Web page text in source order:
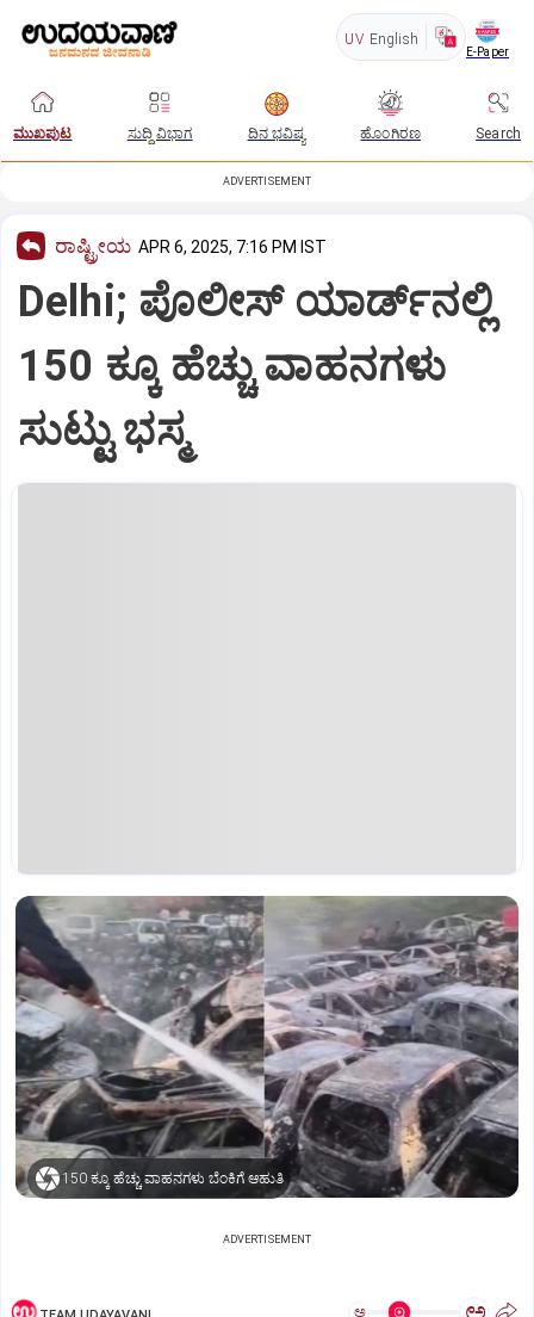
UV English
E-Paper
ಮುಖಪುಟ ಸುದ್ದಿ ವಿಭಾಗ ದಿನ ಭವಿಷ್ಯ ಹೊಂಗಿರಣ Search
ADVERTISEMENT
ರಾಷ್ಟ್ರೀಯ APR 6, 2025, 7:16 PM IST
Delhi; ಪೊಲೀಸ್ ಯಾರ್ಡ್‌ನಲ್ಲಿ
150 ಕ್ಕೂ ಹೆಚ್ಚು ವಾಹನಗಳು
ಸುಟ್ಟು ಭಸ್ಮ
150 ಕ್ಕೂ ಹೆಚ್ಚು ವಾಹನಗಳು ಬೆಂಕಿಗೆ ಆಹುತಿ
ADVERTISEMENT
ಅ